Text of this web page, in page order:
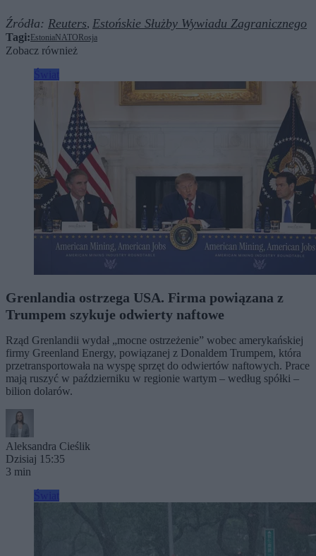
Źródła: Reuters, Estońskie Służby Wywiadu Zagranicznego
Tagi: EstoniaNATO Rosja
Zobacz również
Grenlandia ostrzega USA. Firma powiązana z
Trumpem szykuje odwierty naftowe
Rząd Grenlandii wydał „mocne ostrzeżenie” wobec amerykańskiej
firmy Greenland Energy, powiązanej z Donaldem Trumpem, która
przetransportowała na wyspę sprzęt do odwiertów naftowych. Prace
mają ruszyć w październiku w regionie wartym – według spółki –
bilion dolarów.
Aleksandra Cieślik
Dzisiaj 15:35
3 min